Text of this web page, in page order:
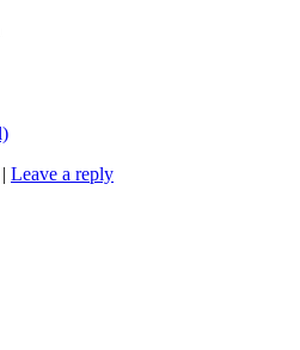
| Leave a reply